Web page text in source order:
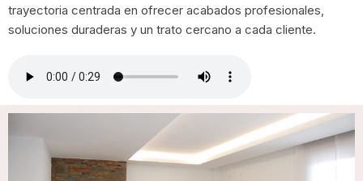
trayectoria centrada en ofrecer acabados profesionales,
soluciones duraderas y un trato cercano a cada cliente.